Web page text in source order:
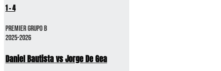
1-4
Premier GRUPO B
2025-2026
Daniel Bautista vs Jorge De Gea